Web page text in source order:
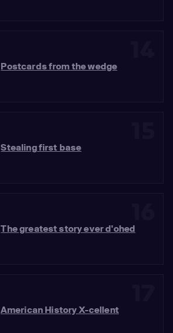
Postcards from the wedge
Stealing first base
The greatest story ever d'ohed
American History X-cellent